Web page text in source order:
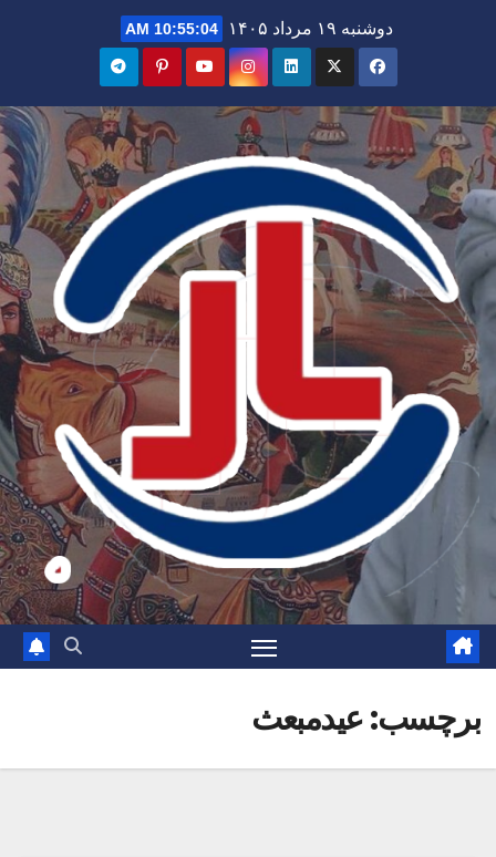
دوشنبه ۱۹ مرداد ۱۴۰۵ 10:55:05 AM
برچسب:عیدمبعث